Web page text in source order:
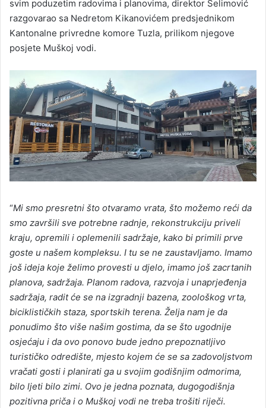
svim poduzetim radovima i planovima, direktor Selimović
razgovarao sa Nedretom Kikanovićem predsjednikom
Kantonalne privredne komore Tuzla, prilikom njegove
posjete Muškoj vodi.
“Mi smo presretni što otvaramo vrata, što možemo reći da
smo završili sve potrebne radnje, rekonstrukciju priveli
kraju, opremili i oplemenili sadržaje, kako bi primili prve
goste u našem kompleksu. I tu se ne zaustavljamo. Imamo
još ideja koje želimo provesti u djelo, imamo još zacrtanih
planova, sadržaja. Planom radova, razvoja i unaprjeđenja
sadržaja, radit će se na izgradnji bazena, zoološkog vrta,
biciklističkih staza, sportskih terena. Želja nam je da
ponudimo što više našim gostima, da se što ugodnije
osjećaju i da ovo ponovo bude jedno prepoznatljivo
turističko odredište, mjesto kojem će se sa zadovoljstvom
vračati gosti i planirati ga u svojim godišnjim odmorima,
bilo ljeti bilo zimi. Ovo je jedna poznata, dugogodišnja
pozitivna priča i o Muškoj vodi ne treba trošiti riječi.